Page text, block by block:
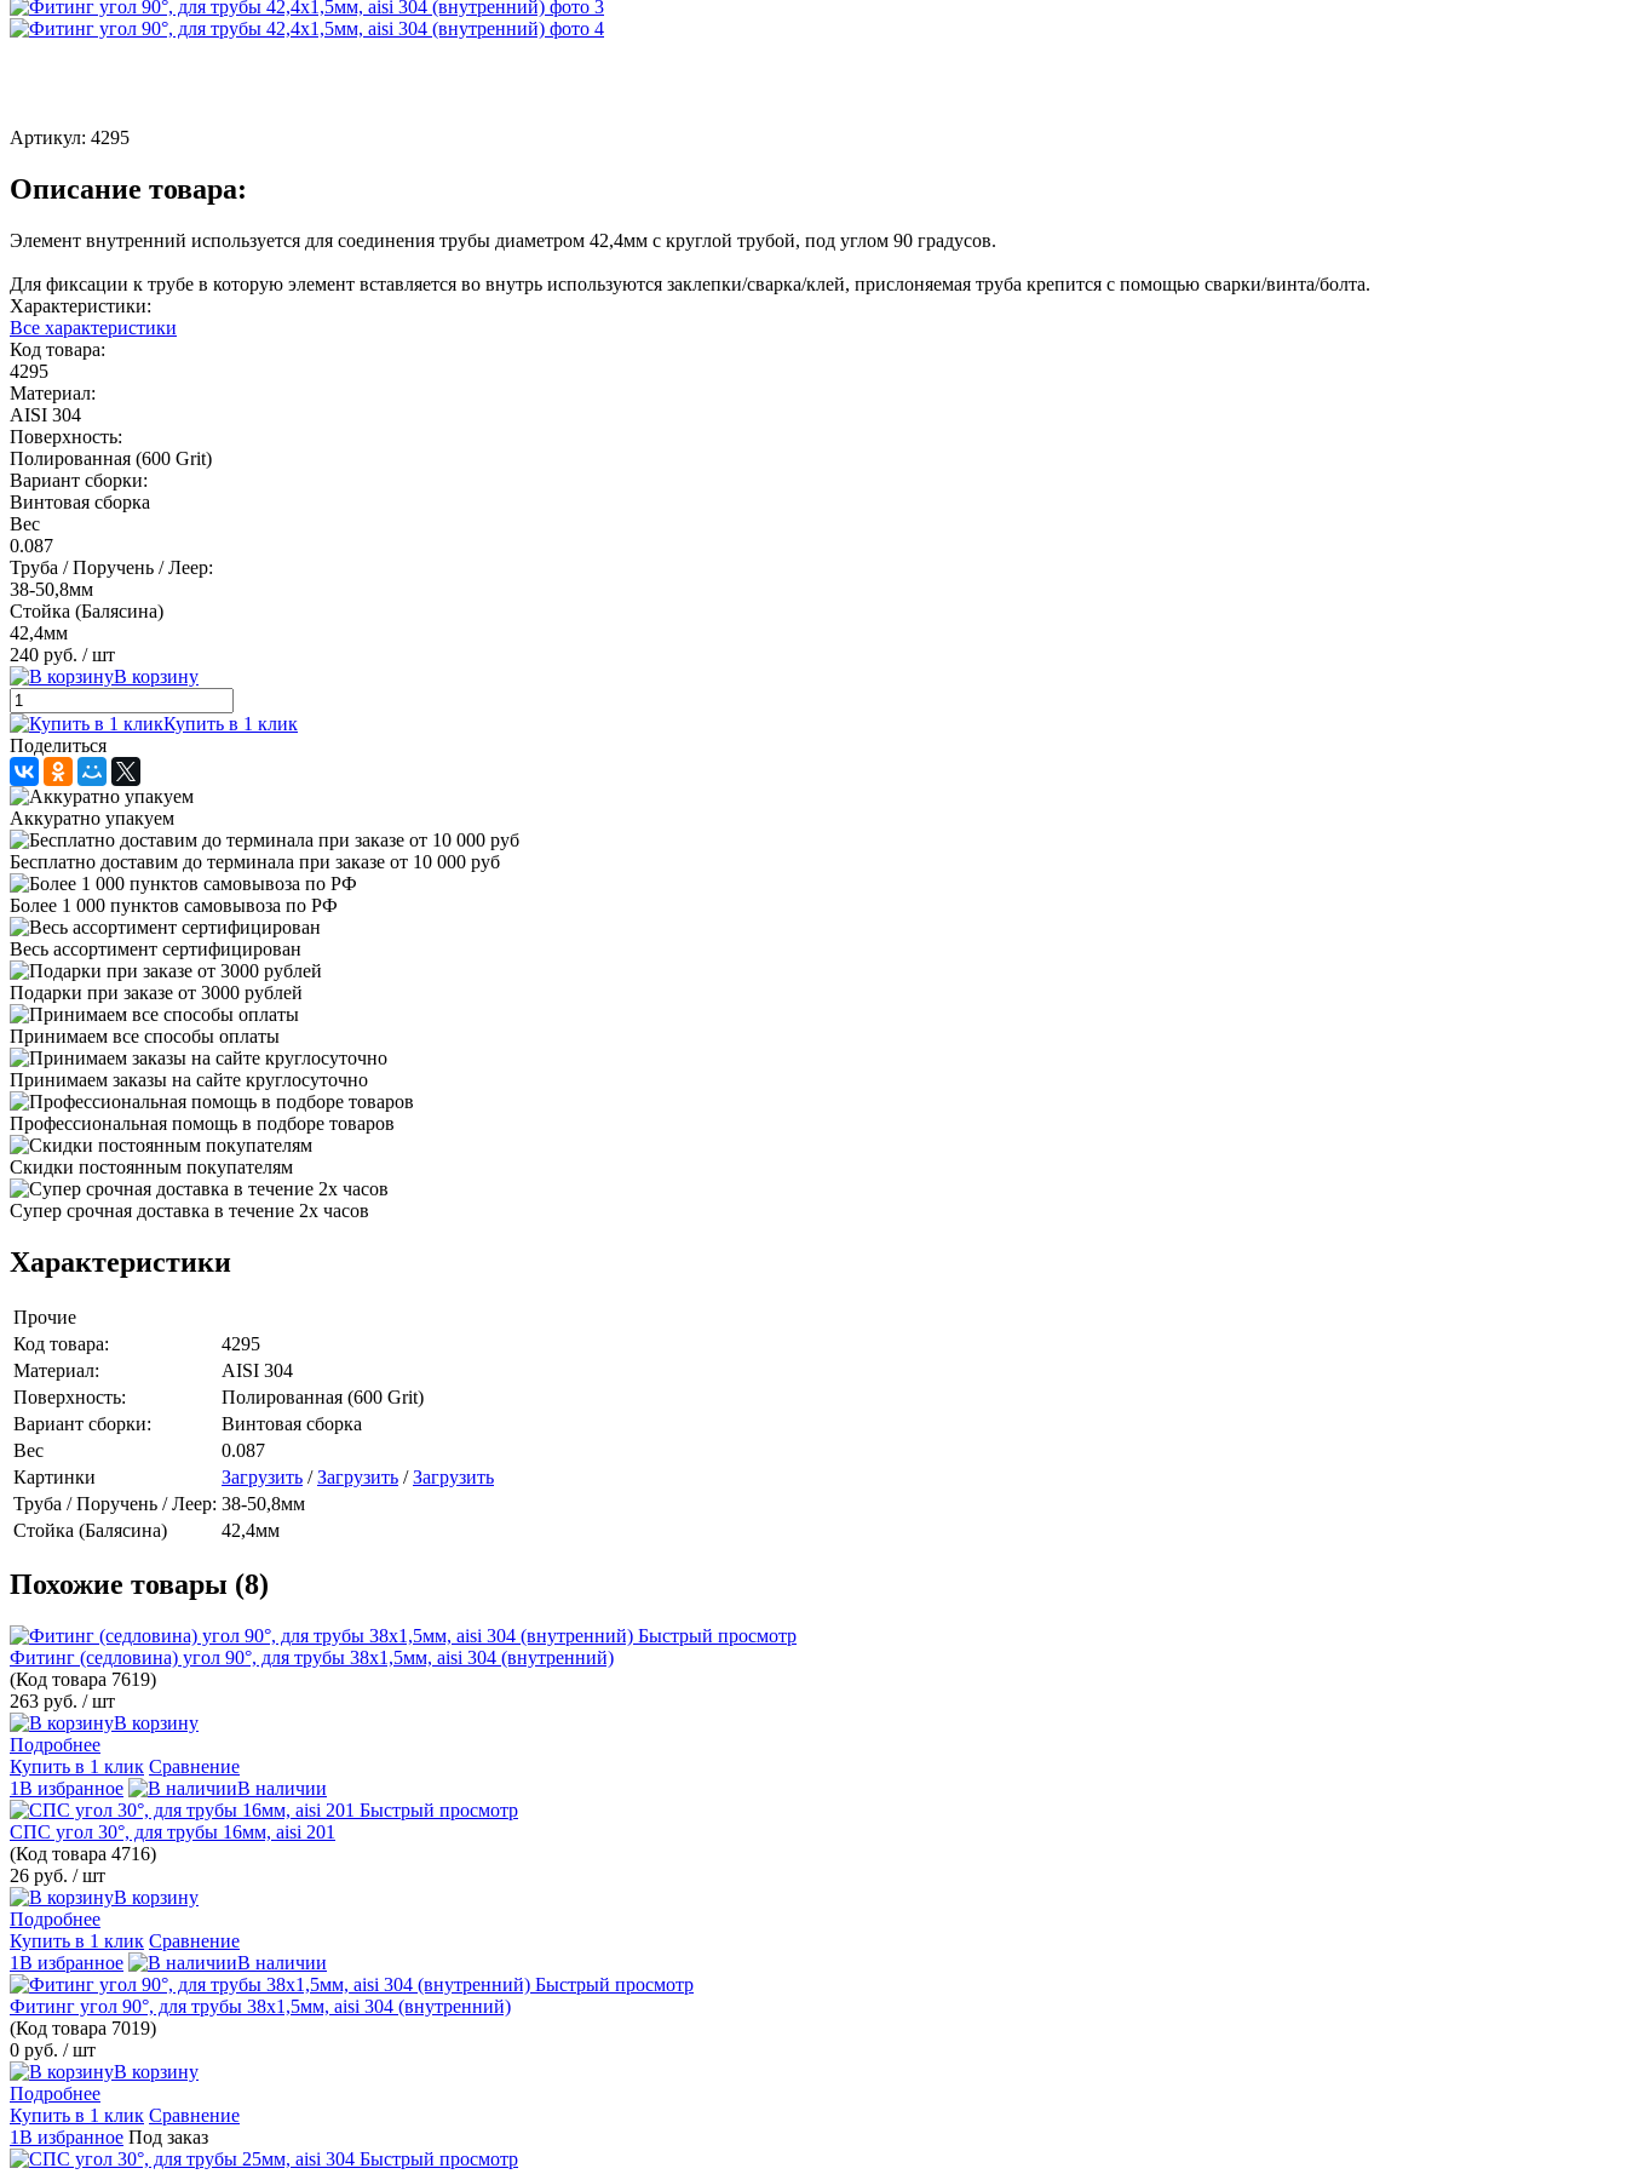
Артикул: 4295
Описание товара:
Элемент внутренний используется для соединения трубы диаметром 42,4мм с круглой трубой, под углом 90 градусов.
Для фиксации к трубе в которую элемент вставляется во внутрь используются заклепки/сварка/клей, прислоняемая труба крепится с помощью сварки/винта/болта.
Характеристики:
Все характеристики
Код товара:
4295
Материал:
AISI 304
Поверхность:
Полированная (600 Grit)
Вариант сборки:
Винтовая сборка
Вес
0.087
Труба / Поручень / Леер:
38-50,8мм
Стойка (Балясина)
42,4мм
240 руб. / шт
В корзину
Купить в 1 клик
Поделиться
Аккуратно упакуем
Бесплатно доставим до терминала при заказе от 10 000 руб
Более 1 000 пунктов самовывоза по РФ
Весь ассортимент сертифицирован
Подарки при заказе от 3000 рублей
Принимаем все способы оплаты
Принимаем заказы на сайте круглосуточно
Профессиональная помощь в подборе товаров
Скидки постоянным покупателям
Супер срочная доставка в течение 2х часов
Характеристики
Прочие
Код товара:
4295
Материал:
AISI 304
Поверхность:
Полированная (600 Grit)
Вариант сборки:
Винтовая сборка
Вес
0.087
Картинки
Загрузить /Загрузить /Загрузить
Труба / Поручень / Леер: 38-50,8мм
Стойка (Балясина)
42,4мм
Похожие товары (8)
Быстрый просмотр
Фитинг (седловина) угол 90°, для трубы 38х1,5мм, aisi 304 (внутренний)
(Код товара 7619)
263 руб. / шт
В корзину
Подробнее
Купить в 1 клик Сравнение
1В избранное
В наличии
Быстрый просмотр
СПС угол 30°, для трубы 16мм, aisi 201
(Код товара 4716)
26 руб. / шт
В корзину
Подробнее
Купить в 1 клик Сравнение
1В избранное
В наличии
Быстрый просмотр
Фитинг угол 90°, для трубы 38х1,5мм, aisi 304 (внутренний)
(Код товара 7019)
0 руб. / шт
В корзину
Подробнее
Купить в 1 клик Сравнение
1В избранное Под заказ
Быстрый просмотр